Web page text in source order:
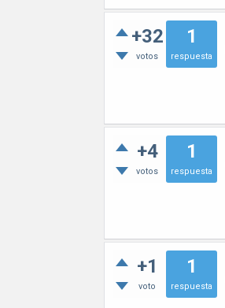
+32
votos
1
respuesta
+4
votos
1
respuesta
+1
voto
1
respuesta